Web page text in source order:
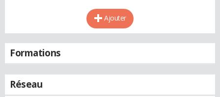
Ajouter
Formations
Réseau